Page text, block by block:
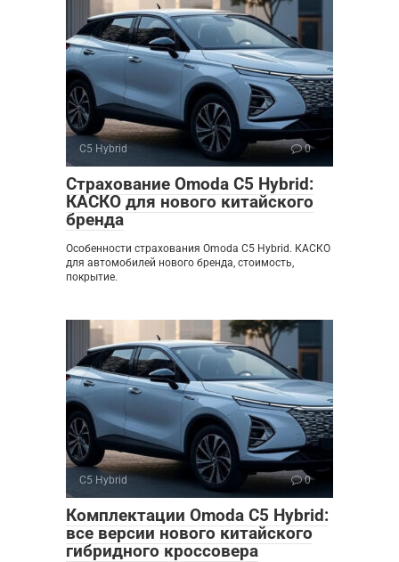
C5 Hybrid 0
Страхование Omoda C5 Hybrid:
КАСКО для нового китайского
бренда
Особенности страхования Omoda C5 Hybrid. КАСКО
для автомобилей нового бренда, стоимость,
покрытие.
C5 Hybrid 0
Комплектации Omoda C5 Hybrid:
все версии нового китайского
гибридного кроссовера